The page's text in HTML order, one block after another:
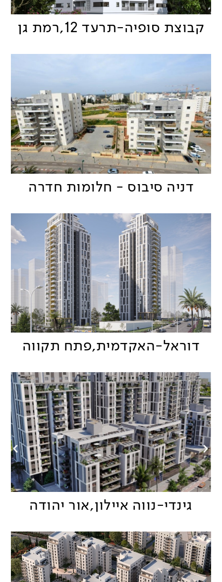
קבוצת סופיה-תרעד 12,רמת גן
דניה סיבוס - חלומות חדרה
דוראל-האקדמית,פתח תקווה
גינדי-נווה איילון,אור יהודה